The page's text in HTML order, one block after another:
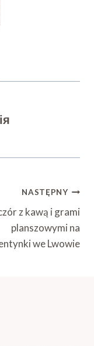
NASTĘPNY
z kawą i grami
planszowymi na
we Lwowie